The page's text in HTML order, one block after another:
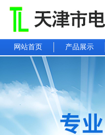
网站首页 产品展示